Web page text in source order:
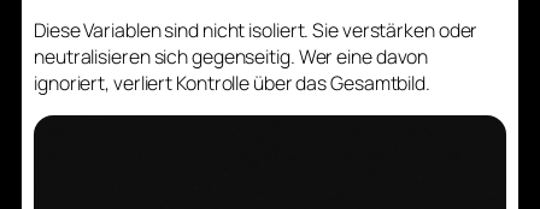
Diese Variablen sind nicht isoliert. Sie verstärken oder
neutralisieren sich gegenseitig. Wer eine davon
ignoriert, verliert Kontrolle über das Gesamtbild.